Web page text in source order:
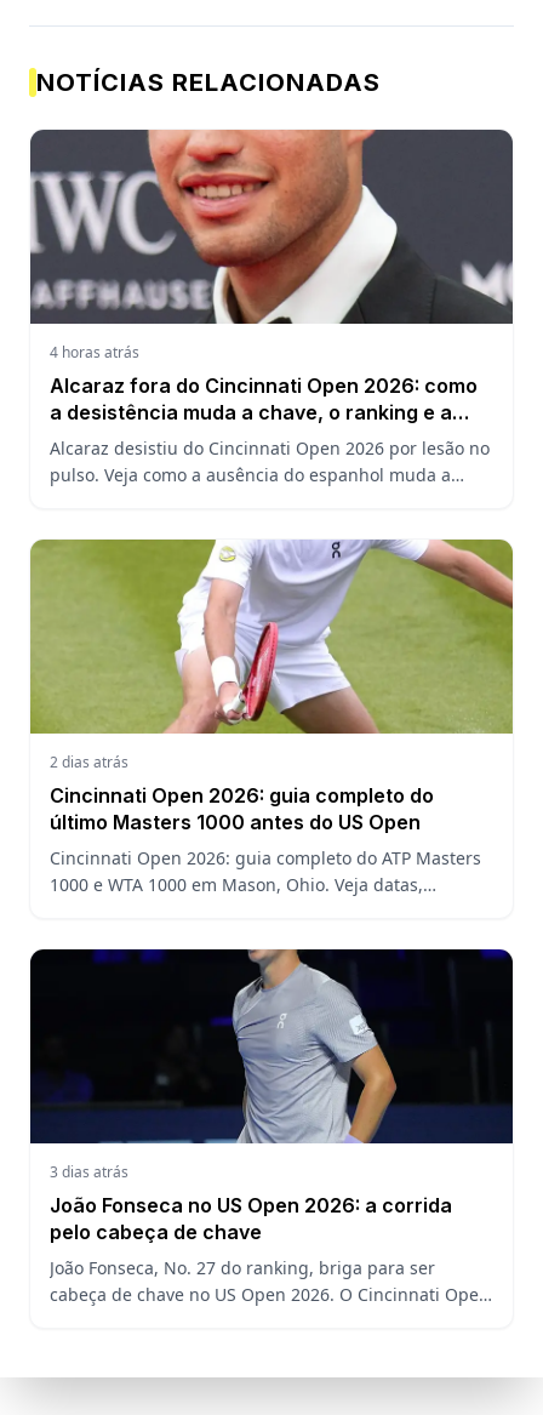
NOTÍCIAS RELACIONADAS
4 horas atrás
Alcaraz fora do Cincinnati Open 2026: como
a desistência muda a chave, o ranking e a
defesa do US Open
Alcaraz desistiu do Cincinnati Open 2026 por lesão no
pulso. Veja como a ausência do espanhol muda a
2 dias atrás
Cincinnati Open 2026: guia completo do
último Masters 1000 antes do US Open
Cincinnati Open 2026: guia completo do ATP Masters
1000 e WTA 1000 em Mason, Ohio. Veja datas,
3 dias atrás
João Fonseca no US Open 2026: a corrida
pelo cabeça de chave
João Fonseca, No. 27 do ranking, briga para ser
cabeça de chave no US Open 2026. O Cincinnati Open